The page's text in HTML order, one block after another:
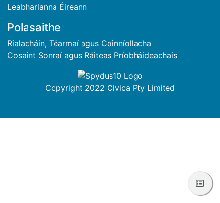
Leabharlanna Éireann
Polasaithe
Rialacháin, Téarmaí agus Coinníollacha
Cosaint Sonraí agus Ráiteas Príobháideachais
Copyright 2022 Civica Pty Limited